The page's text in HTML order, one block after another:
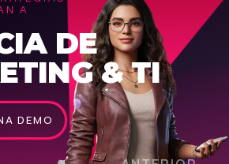
A
DE
& TI
DEMO